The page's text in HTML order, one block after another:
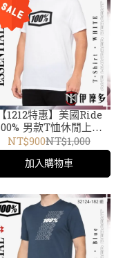
1212特惠】美國Ride
男款T恤休閒上衣
ESSENTIAL T-Shirt
100 白 短袖TEE
NT$900NT$1,000
加入購物車